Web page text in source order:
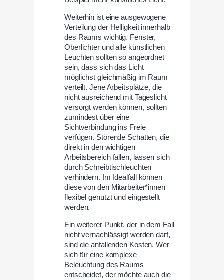
Weiterhin ist eine ausgewogene
Verteilung der Helligkeit innerhalb
des Raums wichtig. Fenster,
Oberlichter und alle künstlichen
Leuchten sollten so angeordnet
sein, dass sich das Licht
möglichst gleichmäßig im Raum
verteilt. Jene Arbeitsplätze, die
nicht ausreichend mit Tageslicht
versorgt werden können, sollten
zumindest über eine
Sichtverbindung ins Freie
verfügen. Störende Schatten, die
direkt in den wichtigen
Arbeitsbereich fallen, lassen sich
durch Schreibtischleuchten
verhindern. Im Idealfall können
diese von den Mitarbeiter*innen
flexibel genutzt und eingestellt
werden.
Ein weiterer Punkt, der in dem Fall
nicht vernachlässigt werden darf,
sind die anfallenden Kosten. Wer
sich für eine komplexe
Beleuchtung des Raums
entscheidet, der möchte auch die